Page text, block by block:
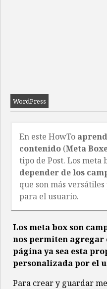
WordPress
En este HowTo
contenido (Meta
tipo de Post. Los meta
depender de los
que son más
para el usuario.
Los meta box son
nos permiten agregar
página ya sea esta
personalizada por el
Para crear y guardar